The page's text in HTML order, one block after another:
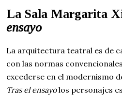
La Sala Margarita
ensayo
La arquitectura teatral es de
con las normas
excederse en el modernismo
Tras el ensayolos personajes